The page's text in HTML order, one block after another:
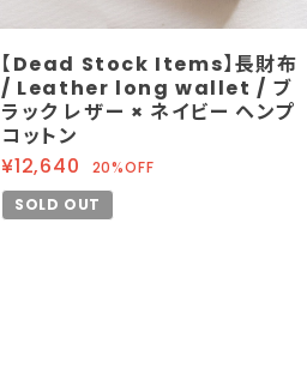
【Dead Stock Items】長財布
/ Leather long wallet / ブ
ラック レザー × ネイビー ヘンプ
コットン
¥12,640
20%OFF
SOLD OUT